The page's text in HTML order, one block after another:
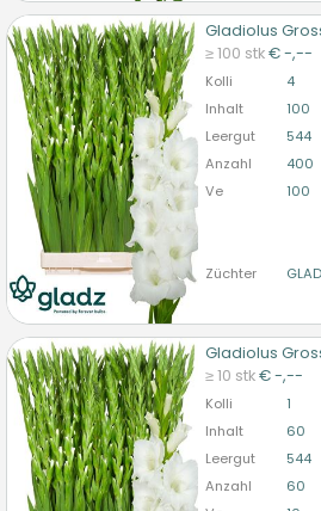
Gladiolus
≥ 100 stk€ -,--
Kolli 4
Inhalt
100
Leergut
544
Anzahl
400
Ve
100
Züchter
Gladiolus Grossblütig 'nova
U moet ingelogd zijn om te
bitte anmelden
Gladiolus
≥ 10 stk€ -,--
Kolli 1
Inhalt
60
Leergut
544
Anzahl
60
Gladiolus Grossblütig 'nova
U moet ingelogd zijn om te
bitte anmelden